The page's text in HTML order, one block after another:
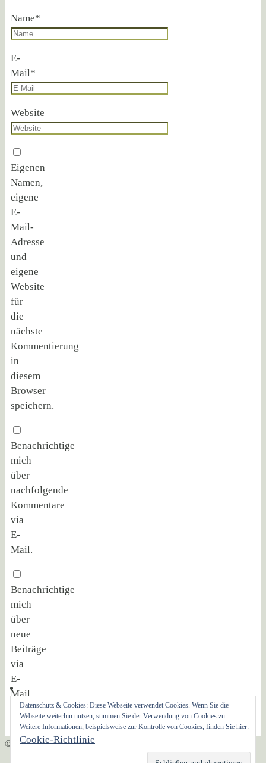
Name*
E-
Mail*
Website
Eigenen
Namen,
eigene
E-
Mail-
Adresse
und
eigene
Website
für
die
nächste
Kommentierung
in
diesem
Browser
speichern.
Benachrichtige
mich
über
nachfolgende
Kommentare
via
E-
Mail.
Benachrichtige
mich
über
neue
Beiträge
via
E-
Mail.
© AG Christliche Sozialethik 2021
&WordPress.
Datenschutz & Cookies: Diese Webseite verwendet Cookies. Wenn Sie die
Webseite weiterhin nutzen, stimmen Sie der Verwendung von Cookies zu.
Weitere Informationen, beispielsweise zur Kontrolle von Cookies, finden Sie hier:
Cookie-Richtlinie